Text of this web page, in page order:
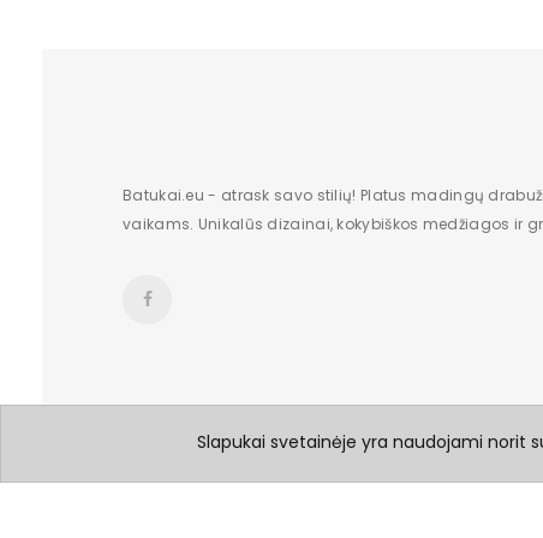
Batukai.eu - atrask savo stilių! Platus madingų
vaikams. Unikalūs dizainai, kokybiškos medžiagos ir
Slapukai svetainėje yra naudojami norit